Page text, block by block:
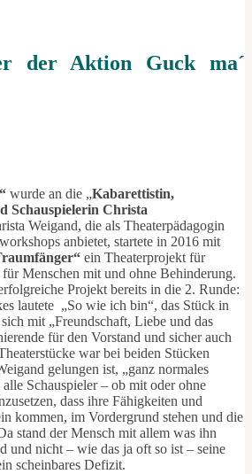
der Aktion Guck ma´
wurde an die „Kabarettistin,
Schauspielerin Christa
Weigand, die als Theaterpädagogin
anbietet, startete in 2016 mit
ein Theaterprojekt für
Menschen mit und ohne Behinderung.
Projekt bereits in die 2. Runde:
lautete „So wie ich bin“, das Stück in
mit „Freundschaft, Liebe und das
für den Vorstand und sicher auch
war bei beiden Stücken
gelungen ist, „ganz normales
Schauspieler – ob mit oder ohne
dass ihre Fähigkeiten und
kommen, im Vordergrund stehen und die
stand der Mensch mit allem was ihn
und nicht – wie das ja oft so ist – seine
scheinbares Defizit.